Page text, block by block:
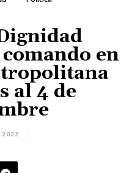
en
al 4 de
2022